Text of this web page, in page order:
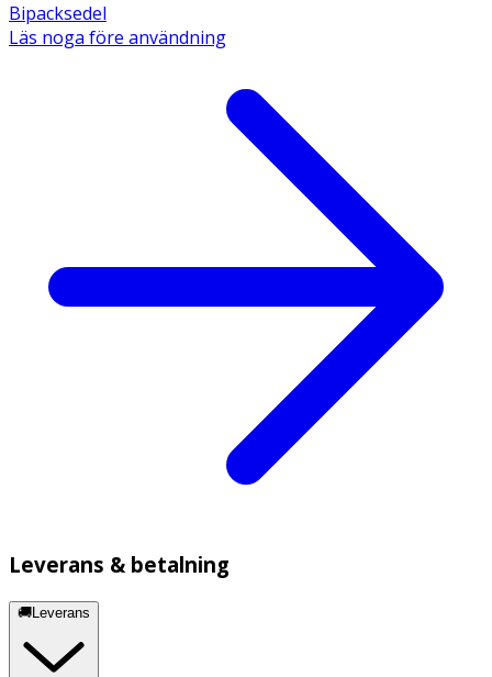
Bipacksedel
Läs noga före användning
Leverans & betalning
🚚Leverans